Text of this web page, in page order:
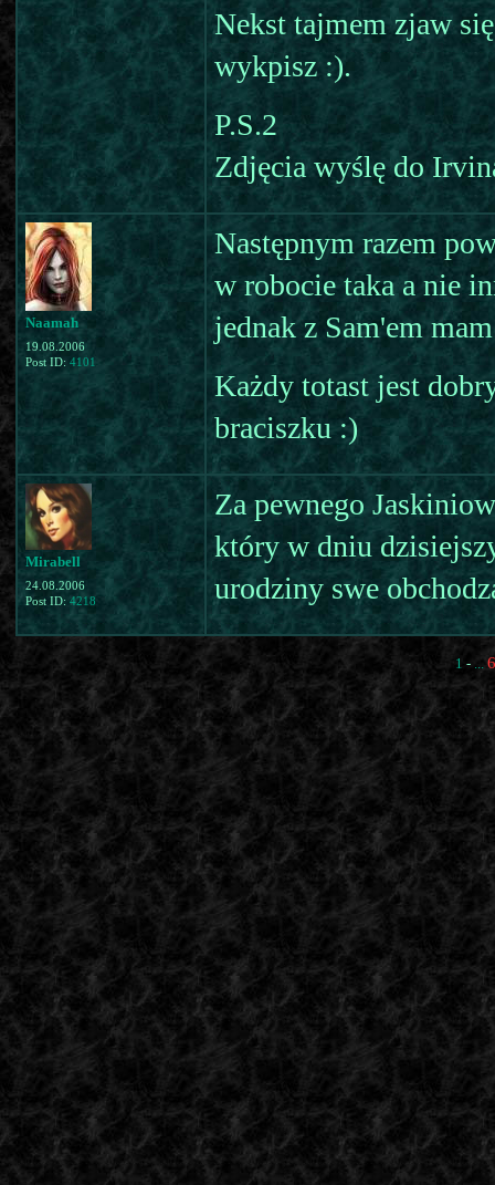
Nekst tajmem zjaw
wykpisz :).
P.S.2
Zdjęcia wyślę do
Naamah
19.08.2006
Post ID: 4101
Następnym razem
w robocie taka a nie
jednak z Sam'em
Każdy totast jest
braciszku :)
Mirabell
24.08.2006
Post ID: 4218
Za pewnego
który w dniu
urodziny swe
1 - ...